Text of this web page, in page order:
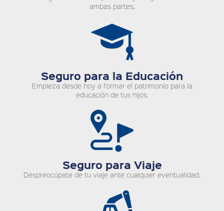
ambas partes.
Seguro para la Educación
Empieza desde hoy a formar el patrimonio para la
educación de tus hijos.
Seguro para Viaje
Despreocúpate de tu viaje ante cualquier eventualidad.